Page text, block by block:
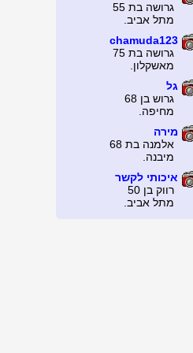
גרושה בת 55
מתל אביב.
chamuda123
גרושה בת 75
מאשקלון.
גל
גרוש בן 68
מחיפה.
מירה
אלמנה בת 68
מיבנה.
איכותי לקשר
רווק בן 50
מתל אביב.